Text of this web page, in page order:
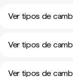
Ver tipos de
Ver tipos de
Ver tipos de